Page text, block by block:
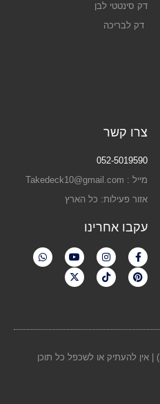
דק סינטטי לבן
דק לבריכה
צרו קשר
052-5019590
מייל : Takedeck10@gmail.com
אזור פעילות: כל הארץ
עקבו אחרינו
כל הזכויות שמורות לטייק דק (2026) | אין להעתיק או לשכפל כל תוכן